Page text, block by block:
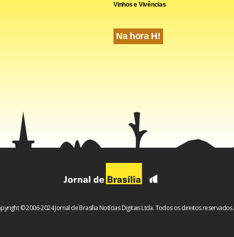
Vinhos e Vivências
Na hora H!
© 2006-2024 Jornal de Brasília Notícias Digitais Ltda. Todos os direitos reservados.